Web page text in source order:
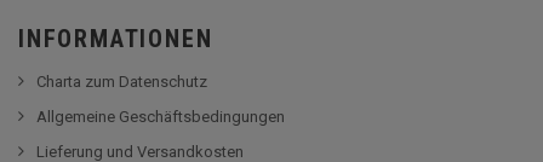
INFORMATIONEN
Charta zum Datenschutz
Allgemeine Geschäftsbedingungen
Lieferung und Versandkosten